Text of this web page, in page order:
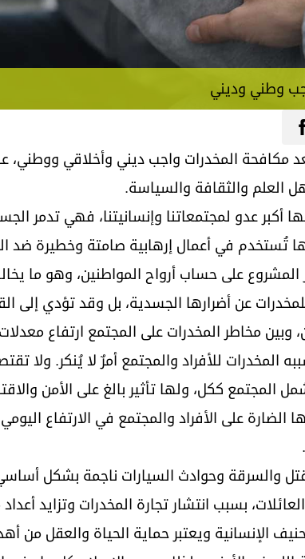
وطني وديني
تعد مكافحة المخدرات واجب ديني وأخلاقي
العلم والثقافة والسياسة.
أكبر عدو لمجتمعاتنا وإنسانيتنا، فهي تدمر
تُستخدم في أعمال إرهابية صامتة وخطيرة ضد
المشروع على حساب أرواح المواطنين، وهو ما
عن أضرارها الجسدية، بل وقد تؤدي إلى
وبين مخاطر المخدرات على المجتمع ارتفاع
المخدرات للأفراد والمجتمع أمرٌ لا يُنكر. ولا
المجتمع ككل، ولها تأثير بالغ على الأمن
على الأفراد والمجتمع في الارتفاع
والسرقة وحوادث السيارات ناجمة بشكل
بسبب انتشار تجارة المخدرات وتزايد
الإنسانية ويعتبر حماية الحياة والعقل من